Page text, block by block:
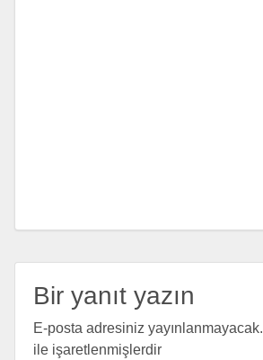
Bir yanıt yazın
E-posta adresiniz yayınlanmayacak.
ile işaretlenmişlerdir